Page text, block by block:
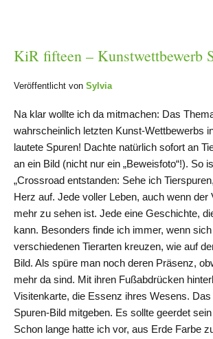
KiR fifteen – Kunstwettbewerb
Veröffentlicht von Sylvia
Na klar wollte ich da mitmachen: Das
wahrscheinlich letzten Kunst-Wettbewerbs
lautete Spuren! Dachte natürlich sofort an
an ein Bild (nicht nur ein „Beweisfoto“!). So
„Crossroad entstanden: Sehe ich
Herz auf. Jede voller Leben, auch wenn der
mehr zu sehen ist. Jede eine Geschichte,
kann. Besonders finde ich immer, wenn
verschiedenen Tierarten kreuzen, wie auf
Bild. Als spüre man noch deren Präsenz,
mehr da sind. Mit ihren Fußabdrücken
Visitenkarte, die Essenz ihres Wesens.
Spuren-Bild mitgeben. Es sollte geerdet
Schon lange hatte ich vor, aus Erde Farbe